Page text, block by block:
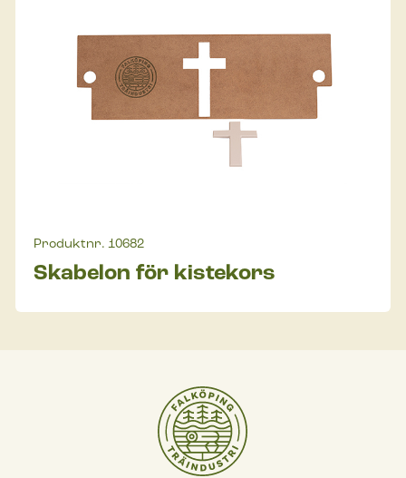
Produktnr. 10682
Skabelon för kistekors